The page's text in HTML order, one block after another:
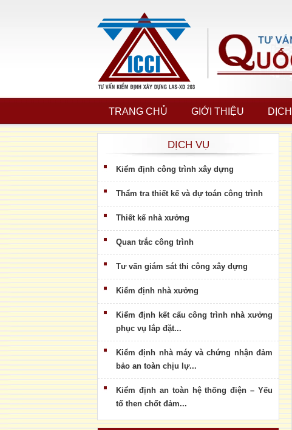
TRANG CHỦ GIỚI THIỆU
DỊCH VỤ
Kiểm định công trình xây dựng
Thẩm tra thiết kế và dự toán công trình
Thiết kế nhà xưởng
Quan trắc công trình
Tư vấn giám sát thi công xây dựng
Kiểm định nhà xưởng
Kiểm định kết cấu công trình nhà xưởng
phục vụ lắp đặt...
Kiểm định nhà máy và chứng nhận đảm
bảo an toàn chịu lự...
Kiểm định an toàn hệ thống điện – Yếu
tố then chốt đảm...